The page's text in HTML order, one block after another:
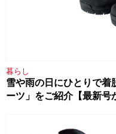
暮らし
雪や雨の日にひとりで着
ーツ」をご紹介【最新号